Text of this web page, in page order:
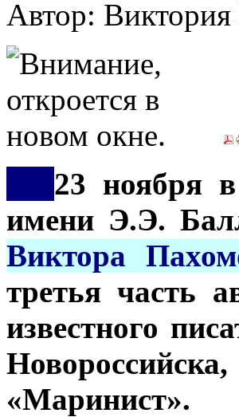
Автор:
23 ноября в
имени Э.Э.
Виктора
третья часть
известного
«Маринист».